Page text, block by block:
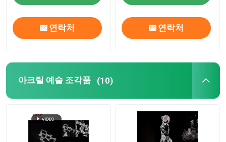
연락처 연락처
아크릴 예술 조각품 (10)